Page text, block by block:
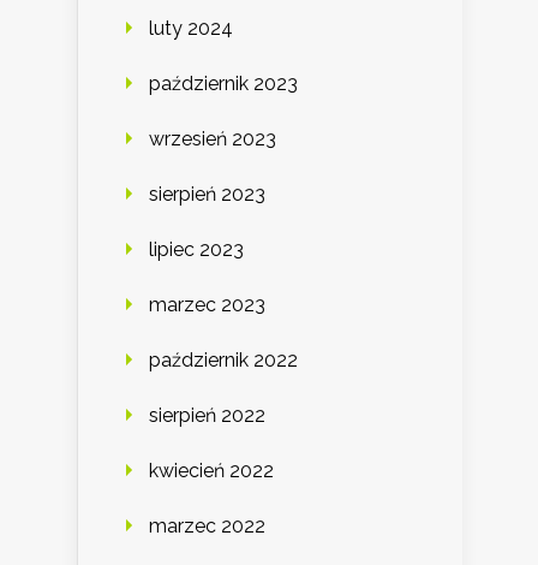
luty 2024
październik 2023
wrzesień 2023
sierpień 2023
lipiec 2023
marzec 2023
październik 2022
sierpień 2022
kwiecień 2022
marzec 2022